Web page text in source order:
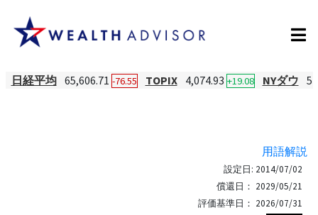
日経平均 65,606.71 -76.55 TOPIX 4,074.93 +19.08 NYダウ
用語解説
設定日: 2014/07/02
償還日： 2029/05/21
評価基準日： 2026/07/31